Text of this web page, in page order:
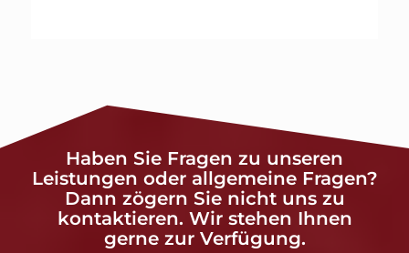
Haben Sie Fragen zu unseren
Leistungen oder allgemeine Fragen?
Dann zögern Sie nicht uns zu
kontaktieren. Wir stehen Ihnen
gerne zur Verfügung.